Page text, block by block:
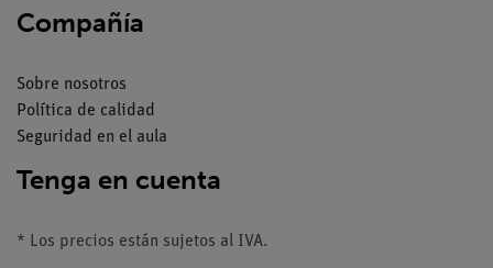
Compañía
Sobre nosotros
Política de calidad
Seguridad en el aula
Tenga en cuenta
* Los precios están sujetos al IVA.